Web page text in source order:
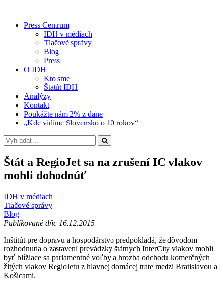
Press Centrum
IDH v médiach
Tlačové správy
Blog
Press
O IDH
Kto sme
Štatút IDH
Analýzy
Kontakt
Poukážte nám 2% z dane
„Kde vidíme Slovensko o 10 rokov“
Štát a RegioJet sa na zrušení IC vlakov
mohli dohodnúť
IDH v médiach
Tlačové správy
Blog
Publikované dňa 16.12.2015
Inštitút pre dopravu a hospodárstvo predpokladá, že dôvodom
rozhodnutia o zastavení prevádzky štátnych InterCity vlakov mohli
byť blížiace sa parlamentné voľby a hrozba odchodu komerčných
žltých vlakov RegioJetu z hlavnej domácej trate medzi Bratislavou a
Košicami.